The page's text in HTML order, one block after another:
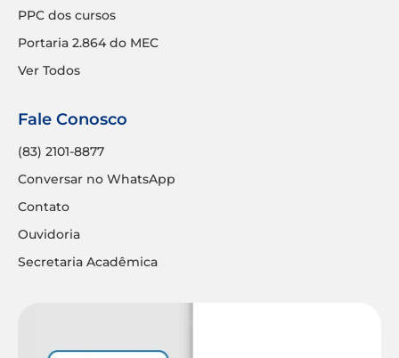
PPC dos cursos
Portaria 2.864 do MEC
Ver Todos
Fale Conosco
(83) 2101-8877
Conversar no WhatsApp
Contato
Ouvidoria
Secretaria Acadêmica